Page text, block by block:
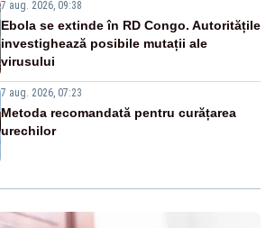
7 aug. 2026, 09:38
Ebola se extinde în RD Congo. Autoritățile
investighează posibile mutații ale
virusului
7 aug. 2026, 07:23
Metoda recomandată pentru curățarea
urechilor